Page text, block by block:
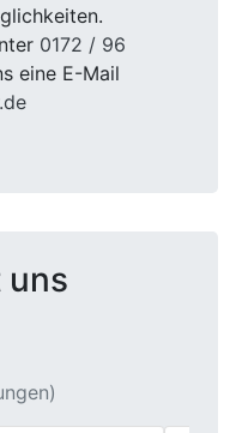
0172 / 96
eine E-Mail
uns